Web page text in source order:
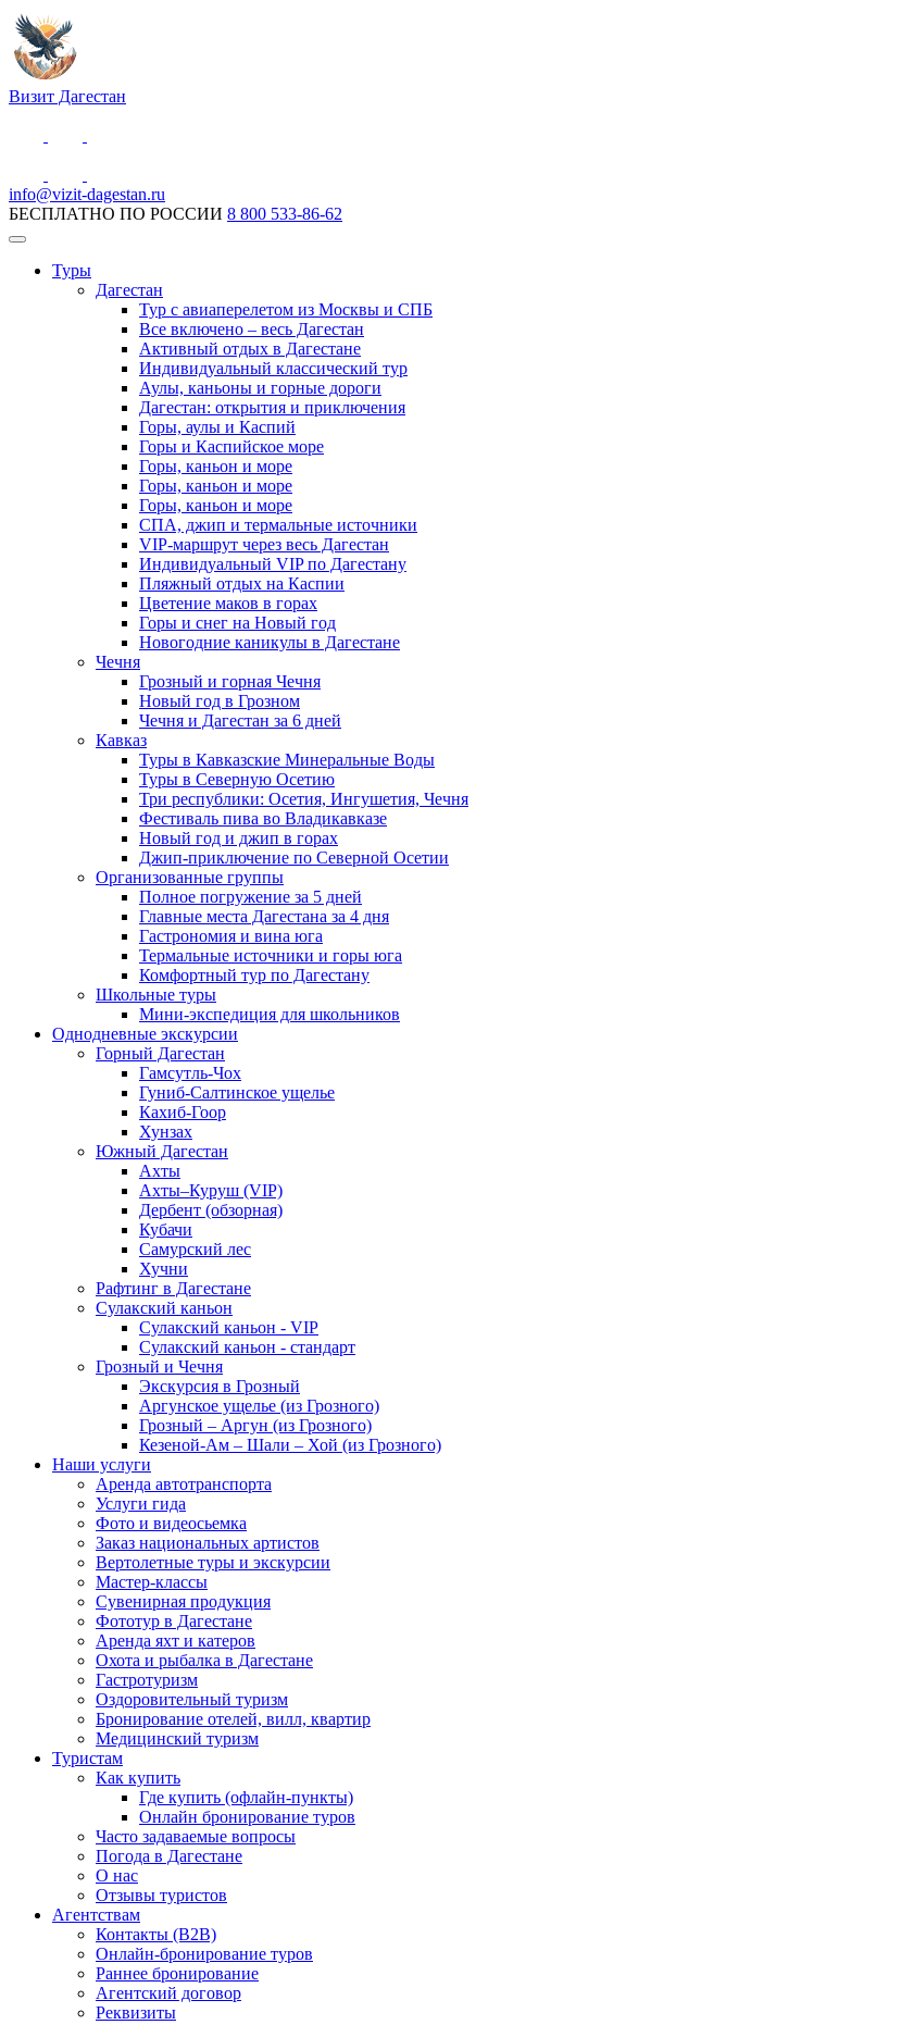
Визит Дагестан
info@vizit-dagestan.ru
БЕСПЛАТНО ПО РОССИИ 8 800 533-86-62
Туры
Дагестан
Тур с авиаперелетом из Москвы и СПБ
Все включено – весь Дагестан
Активный отдых в Дагестане
Индивидуальный классический тур
Аулы, каньоны и горные дороги
Дагестан: открытия и приключения
Горы, аулы и Каспий
Горы и Каспийское море
Горы, каньон и море
Горы, каньон и море
Горы, каньон и море
СПА, джип и термальные источники
VIP-маршрут через весь Дагестан
Индивидуальный VIP по Дагестану
Пляжный отдых на Каспии
Цветение маков в горах
Горы и снег на Новый год
Новогодние каникулы в Дагестане
Чечня
Грозный и горная Чечня
Новый год в Грозном
Чечня и Дагестан за 6 дней
Кавказ
Туры в Кавказские Минеральные Воды
Туры в Северную Осетию
Три республики: Осетия, Ингушетия, Чечня
Фестиваль пива во Владикавказе
Новый год и джип в горах
Джип-приключение по Северной Осетии
Организованные группы
Полное погружение за 5 дней
Главные места Дагестана за 4 дня
Гастрономия и вина юга
Термальные источники и горы юга
Комфортный тур по Дагестану
Школьные туры
Мини-экспедиция для школьников
Однодневные экскурсии
Горный Дагестан
Гамсутль-Чох
Гуниб-Салтинское ущелье
Кахиб-Гоор
Хунзах
Южный Дагестан
Ахты
Ахты–Куруш (VIP)
Дербент (обзорная)
Кубачи
Самурский лес
Хучни
Рафтинг в Дагестане
Сулакский каньон
Сулакский каньон - VIP
Сулакский каньон - стандарт
Грозный и Чечня
Экскурсия в Грозный
Аргунское ущелье (из Грозного)
Грозный – Аргун (из Грозного)
Кезеной-Ам – Шали – Хой (из Грозного)
Наши услуги
Аренда автотранспорта
Услуги гида
Фото и видеосьемка
Заказ национальных артистов
Вертолетные туры и экскурсии
Мастер-классы
Сувенирная продукция
Фототур в Дагестане
Аренда яхт и катеров
Охота и рыбалка в Дагестане
Гастротуризм
Оздоровительный туризм
Бронирование отелей, вилл, квартир
Медицинский туризм
Туристам
Как купить
Где купить (офлайн-пункты)
Онлайн бронирование туров
Часто задаваемые вопросы
Погода в Дагестане
О нас
Отзывы туристов
Агентствам
Контакты (B2B)
Онлайн-бронирование туров
Раннее бронирование
Агентский договор
Реквизиты